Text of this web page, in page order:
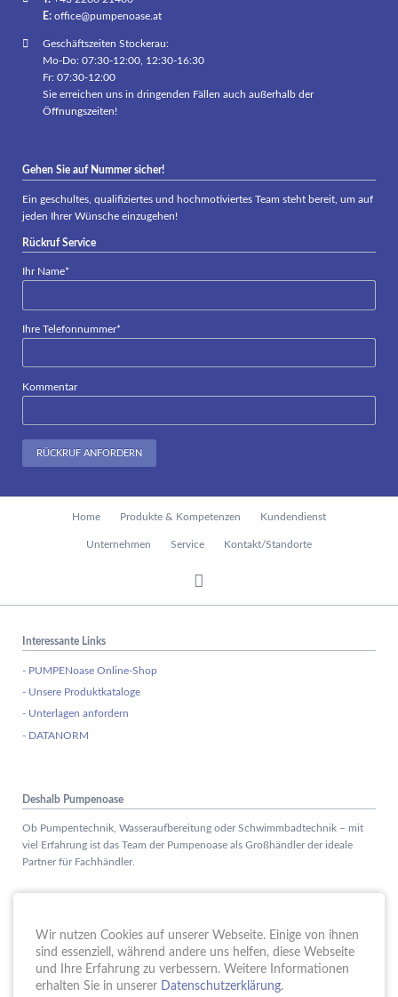
E: office@pumpenoase.at
Geschäftszeiten Stockerau:
Mo-Do: 07:30-12:00, 12:30-16:30
Fr: 07:30-12:00
Sie erreichen uns in dringenden Fällen auch außerhalb der
Öffnungszeiten!
Gehen Sie auf Nummer sicher!
Ein geschultes, qualifiziertes und hochmotiviertes Team steht bereit, um auf
jeden Ihrer Wünsche einzugehen!
Rückruf Service
Pflichtfeld
Ihr Name*
Pflichtfeld
Ihre Telefonnummer*
Kommentar
RÜCKRUF ANFORDERN
Home Produkte & Kompetenzen Kundendienst
Unternehmen Service Kontakt/Standorte
Interessante Links
- PUMPENoase Online-Shop
- Unsere Produktkataloge
- Unterlagen anfordern
- DATANORM
Deshalb Pumpenoase
Ob Pumpentechnik, Wasseraufbereitung oder Schwimmbadtechnik – mit
viel Erfahrung ist das Team der Pumpenoase als Großhändler der ideale
Partner für Fachhändler.
15. Schule trifft Wirtschaft bei der PUMPENoase!
18. Vortrag IT-Sicherheit
Wir nutzen Cookies auf unserer Webseite. Einige von ihnen
sind essenziell, während andere uns helfen, diese Webseite
und Ihre Erfahrung zu verbessern. Weitere Informationen
erhalten Sie in unserer Datenschutzerklärung.